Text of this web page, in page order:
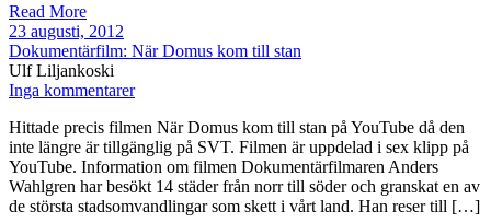
Read More
23 augusti, 2012
Dokumentärfilm: När Domus kom till stan
Ulf Liljankoski
Inga kommentarer
Hittade precis filmen När Domus kom till stan på YouTube då den
inte längre är tillgänglig på SVT. Filmen är uppdelad i sex klipp på
YouTube. Information om filmen Dokumentärfilmaren Anders
Wahlgren har besökt 14 städer från norr till söder och granskat en av
de största stadsomvandlingar som skett i vårt land. Han reser till […]